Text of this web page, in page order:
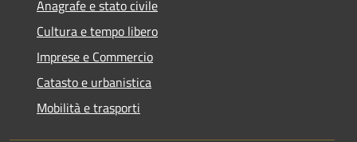
Anagrafe e stato civile
Cultura e tempo libero
Imprese e Commercio
Catasto e urbanistica
Mobilità e trasporti